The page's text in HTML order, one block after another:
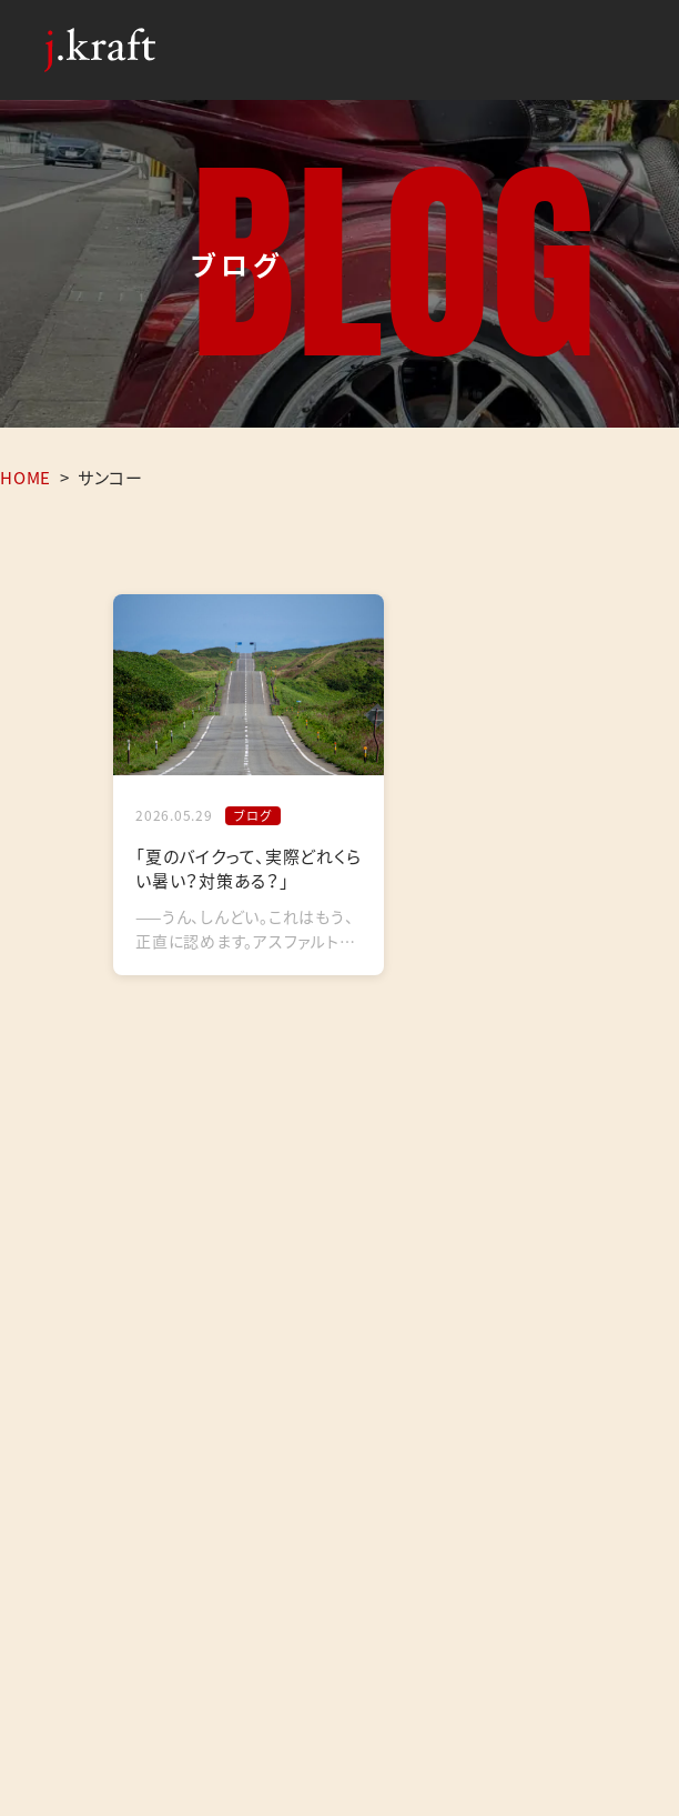
BLOG
ブログ
HOME > サンコー
2026.05.29 ブログ
「夏のバイクって、実際どれくら
い暑い？対策ある？」
——うん、しんどい。これはもう、
正直に認めます。アスファルトの